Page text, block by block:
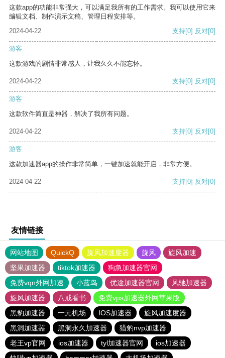
这款app的功能非常强大，可以满足我所有的工作需求。我可以使用它来
编辑文档、制作演示文稿、管理日程安排等。
2024-04-22
支持[0] 反对[0]
游客
这款游戏的剧情非常感人，让我久久不能忘怀。
2024-04-22 支持[0] 反对[0]
游客
这款软件简直是神器，解决了我所有问题。
2024-04-22 支持[0] 反对[0]
游客
这款加速器app的操作非常简单，一键加速就能开启，非常方便。
2024-04-22 支持[0] 反对[0]
友情链接
网站地图 QuickQ 旋风加速度器 旋风
旋风加速
坚果加速器
tiktok加速器
狗急加速器官网
免费vqn外网加速
小蓝鸟 优途加速器官网
风驰加速器
旋风加速器
八戒看书
免费vps加速器外网苹果版
黑豹加速器
一元机场 IOS加速器
旋风加速度器
黑洞加速噐
黑洞永久加速器
猎豹nvp加速器
老王vp官网
ios加速器 tyl加速器官网
ios加速器